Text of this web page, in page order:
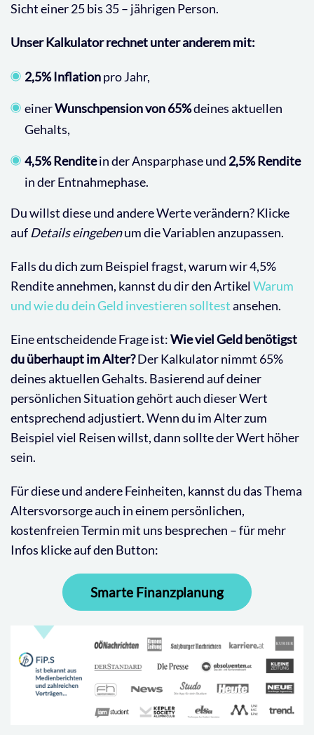
Sicht einer 25 bis 35 – jährigen Person.
Unser Kalkulator rechnet unter anderem mit:
2,5% Inflationpro Jahr,
einerWunschpension von 65%deines aktuellen
Gehalts,
4,5% Renditein der Ansparphase und 2,5% Rendite
in der Entnahmephase.
Du willst diese und andere Werte verändern? Klicke
auf Details eingebenum die Variablen anzupassen.
Falls du dich zum Beispiel fragst, warum wir 4,5%
Rendite annehmen, kannst du dir den Artikel Warum
und wie du dein Geld investieren solltestansehen.
Eine entscheidende Frage ist:Wie viel Geld benötigst
du überhaupt im Alter?Der Kalkulator nimmt 65%
deines aktuellen Gehalts. Basierend auf deiner
persönlichen Situation gehört auch dieser Wert
entsprechend adjustiert. Wenn du im Alter zum
Beispiel viel Reisen willst, dann sollte der Wert höher
sein.
Für diese und andere Feinheiten, kannst du das Thema
Altersvorsorge auch in einem persönlichen,
kostenfreien Termin mit uns besprechen – für mehr
Infos klicke auf den Button:
Smarte Finanzplanung